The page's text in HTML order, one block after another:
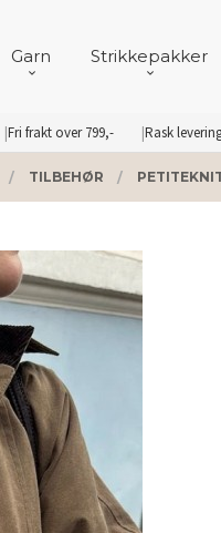
Fri frakt over 799,- Rask
Garn Strikkepakker
TILBEHØR